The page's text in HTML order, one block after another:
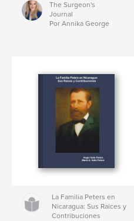
The Surgeon's
Journal
Por Annika George
La Familia Peters en
Nicaragua: Sus Raices y
Contribuciones